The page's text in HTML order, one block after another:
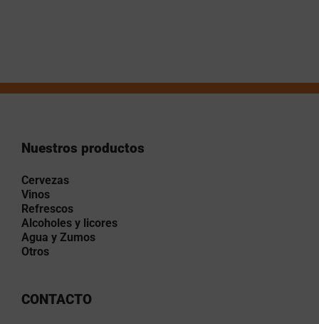
Nuestros productos
Cervezas
Vinos
Refrescos
Alcoholes y licores
Agua y Zumos
Otros
CONTACTO